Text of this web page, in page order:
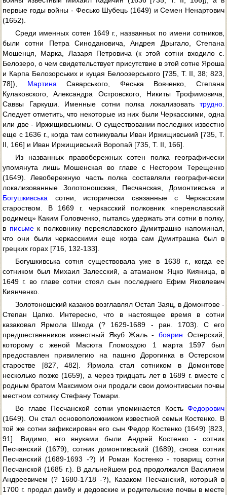
первые годы войны - Фесько Шубець (1649) и Семен Ненартович
(1652).
Среди именных сотен 1649 г., названных по имени сотников,
были сотни Петра Синодановича, Андрея Дрыгало, Степана
Мошенця, Марка, Лазаря Петровича (к этой сотни входило с.
Белозеро, о чем свидетельствует присутствие в этой сотне Яроша
и Карпа Белозорських и куцая Белоозерського [735, Т. II, 38; 823,
78]), Мартина Саварського, Феська Вовченко, Степана
Кулаковского, Александра Островского, Никиты Трофимовича,
Саввы Гаркуши. Именные сотни полка локализовать трудно
Следует отметить, что некоторые из них были Черкасскими, одна
или две - Иржищивськимы. О существовании последних известно
еще с 1636 г., когда там сотникувалы Иван Иржищивський [735, Т.
II, 166] и Иван Иржищивський Воропай [735, Т. II, 166].
Из названных правобережных сотен полка географически
упомянута лишь Мошенская во главе с Нестором Терещенко
(1649). Левобережную часть полка составляли географически
локализованные Золотоношская, Песчанская, Домонтивська и
Богушкивська сотни, исторически связанные с Черкасским
староством. В 1669 г. черкасский полковник «переяславский
родимец» Каким Головченко, пытаясь удержать эти сотни в полку,
в письмек полковнику переяславского Думитрашко напоминал,
что они были черкасскими еще когда сам Думитрашка был в
грецких горах [716, 132-133].
Богушкивська сотня существовала уже в 1638 г., когда ее
сотником был Михаил Залесский, а атаманом Яцко Кияница, в
1649 г. во главе сотни стоял сын последнего Ефим Яковлевич
Киянченко.
Золотоношский казаков возглавлял Остап Заяц, в Домонтове -
Степан Цапко. Интересно, что в настоящее время в сотни
казаковал Ярмола Шкода (? 1629-1689 - ран. 1703). С его
предшественников известный Якуб Жаль -боярин Остерский,
которому с женой Масюта Гломоздою 1 марта 1597 был
предоставлен привилегию на пашню Дорогинка в Остерском
старостве [827, 482]. Ярмола стал сотником в Домонтове
несколько позже (1659), а через тридцать лет в 1689 г. вместе с
родным братом Максимом они продали свои домонтивськи почвы
местном сотнику Стефану Томари.
Во главе Песчанской сотни упоминается Кость Федорович
(1649). Он стал основоположником известной семьи Костенко. В
той же сотни зафиксирован его сын Федор Костенко (1649) [823,
91]. Видимо, его внуками были Андрей Костенко - сотник
Песчанский (1679), сотник домонтивський (1689), снова сотник
Песчанский (1689-1693 -?) И Роман Костенко - товарищ сотни
Песчанской (1685 г.). В дальнейшем род продолжался Василием
Андреевичем (? 1680-1718 -?), Казаком Песчанский, который в
1700 г. продал дамбу и дедовские и родительские почвы в месте